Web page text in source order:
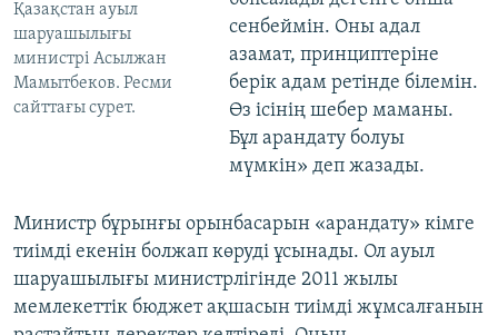
Қазақстан ауыл
шаруашылығы
министрі Асылжан
Мамытбеков. Ресми
сайттағы сурет.
сенбеймін. Оны адал
азамат, принциптеріне
берік адам ретінде білемін.
Өз ісінің шебер маманы.
Бұл арандату болуы
мүмкін» деп жазады.
Министр бұрынғы орынбасарын «арандату» кімге
тиімді екенін болжап көруді ұсынады. Ол ауыл
шаруашылығы министрлігінде 2011 жылы
мемлекеттік бюджет ақшасын тиімді жұмсалғанын